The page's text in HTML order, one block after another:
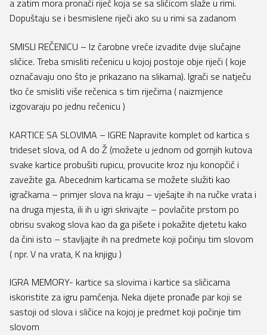
a zatim mora pronaći riječ koja se sa sličicom slaže u rimi.
Dopuštaju se i besmislene riječi ako su u rimi sa zadanom
SMISLI REČENICU – Iz čarobne vreće izvadite dvije slučajne
sličice. Treba smisliti rečenicu u kojoj postoje obje riječi ( koje
označavaju ono što je prikazano na slikama). Igrači se natječu
tko će smisliti više rečenica s tim riječima ( naizmjence
izgovaraju po jednu rečenicu )
KARTICE SA SLOVIMA – IGRE Napravite komplet od kartica s
trideset slova, od A do Ž (možete u jednom od gornjih kutova
svake kartice probušiti rupicu, provucite kroz nju konopčić i
zavežite ga. Abecednim karticama se možete služiti kao
igračkama – primjer slova na kraju – vješajte ih na ručke vrata i
na druga mjesta, ili ih u igri skrivajte – povlačite prstom po
obrisu svakog slova kao da ga pišete i pokažite djetetu kako
da čini isto – stavljajte ih na predmete koji počinju tim slovom
( npr. V na vrata, K na knjigu )
IGRA MEMORY- kartice sa slovima i kartice sa sličicama
iskoristite za igru pamćenja. Neka dijete pronađe par koji se
sastoji od slova i sličice na kojoj je predmet koji počinje tim
slovom